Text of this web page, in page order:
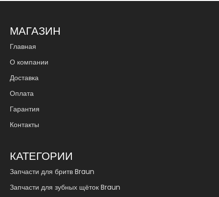
МАГАЗИН
Главная
О компании
Доставка
Оплата
Гарантия
Контакты
КАТЕГОРИИ
Запчасти для бритв Braun
Запчасти для зубных щёток Braun